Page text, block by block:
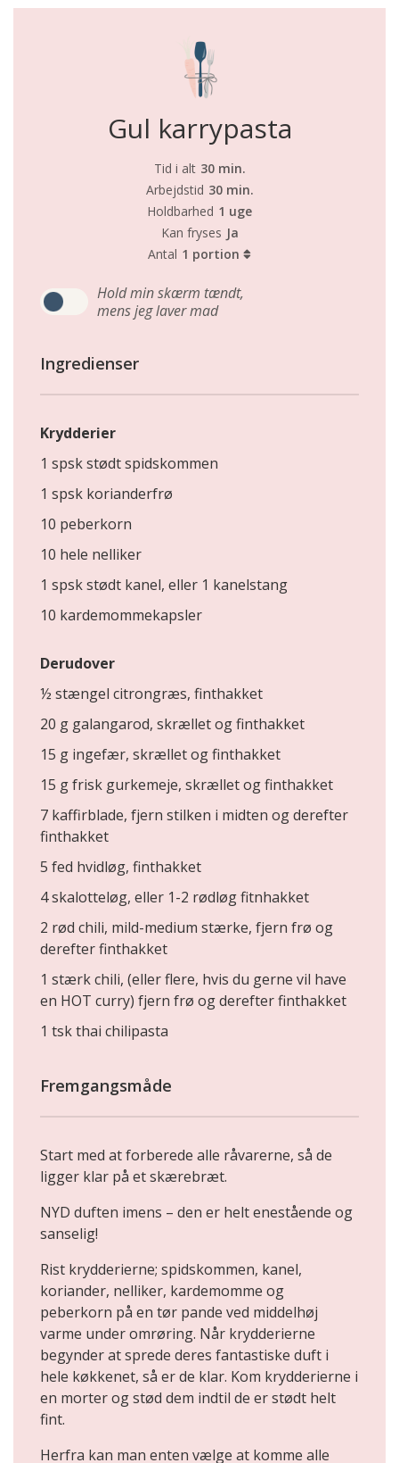
Gul karrypasta
Tid i alt 30 min.
Arbejdstid 30 min.
Holdbarhed 1 uge
Kan fryses Ja
Antal 1 portion
Hold min skærm tændt,
mens jeg laver mad
Ingredienser
Krydderier
1 spsk stødt spidskommen
1 spsk korianderfrø
10 peberkorn
10 hele nelliker
1 spsk stødt kanel, eller 1 kanelstang
10 kardemommekapsler
Derudover
½ stængel citrongræs, finthakket
20 g galangarod, skrællet og finthakket
15 g ingefær, skrællet og finthakket
15 g frisk gurkemeje, skrællet og finthakket
7 kaffirblade, fjern stilken i midten og derefter
finthakket
5 fed hvidløg, finthakket
4 skalotteløg, eller 1-2 rødløg fitnhakket
2 rød chili, mild-medium stærke, fjern frø og
derefter finthakket
1 stærk chili, (eller flere, hvis du gerne vil have
en HOT curry) fjern frø og derefter finthakket
1 tsk thai chilipasta
Fremgangsmåde
Start med at forberede alle råvarerne, så de
ligger klar på et skærebræt.
NYD duften imens – den er helt enestående og
sanselig!
Rist krydderierne; spidskommen, kanel,
koriander, nelliker, kardemomme og
peberkorn på en tør pande ved middelhøj
varme under omrøring. Når krydderierne
begynder at sprede deres fantastiske duft i
hele køkkenet, så er de klar. Kom krydderierne i
en morter og stød dem indtil de er stødt helt
fint.
Herfra kan man enten vælge at komme alle